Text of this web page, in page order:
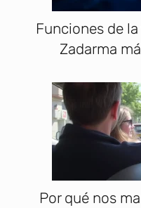
Funciones de
Zadarma
Por qué nos